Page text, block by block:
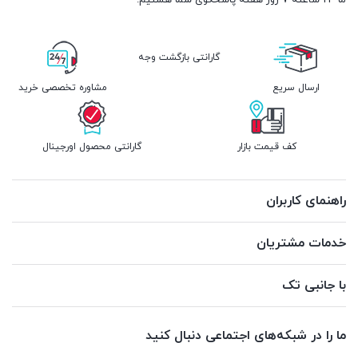
ارسال سریع
گارانتی بازگشت وجه
مشاوره تخصصی خرید
کف قیمت بازار گارانتی محصول اورجینال
راهنمای کاربران
خدمات مشتریان
با جانبی تک
ما را در شبکه‌های اجتماعی دنبال کنید